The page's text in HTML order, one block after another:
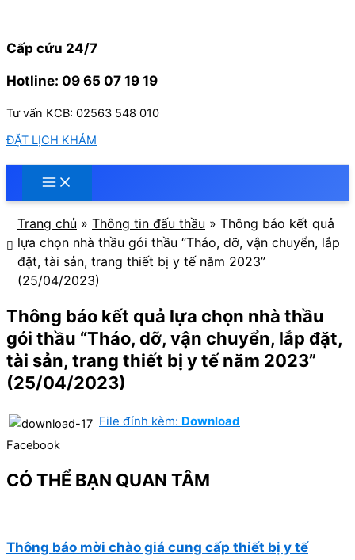
nội
Cấp cứu 24/7
Hotline: 09 65 07 19 19
Tư vấn KCB: 02563 548 010
ĐẶT LỊCH KHÁM
Trang chủ » Thông tin đấu thầu » Thông báo kết quả
lựa chọn nhà thầu gói thầu “Tháo, dỡ, vận chuyển, lắp
đặt, tài sản, trang thiết bị y tế năm 2023”
(25/04/2023)
Thông báo kết quả lựa chọn nhà thầu
gói thầu “Tháo, dỡ, vận chuyển, lắp đặt,
tài sản, trang thiết bị y tế năm 2023”
(25/04/2023)
File đính kèm: Download
Facebook
CÓ THỂ BẠN QUAN TÂM
Thông báo mời chào giá cung cấp thiết bị y tế